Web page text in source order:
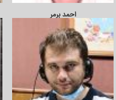
احمد برمر